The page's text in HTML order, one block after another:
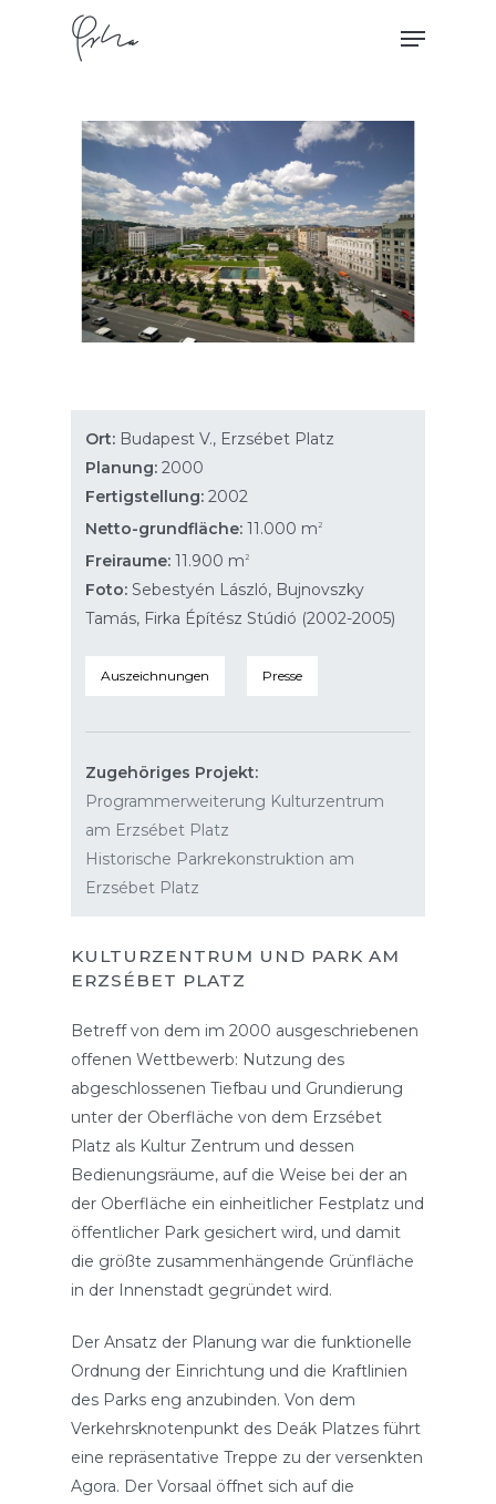
Menu
Ort: Budapest V., Erzsébet Platz
Planung: 2000
Fertigstellung: 2002
Netto-grundfläche: 11.000 m 2
Freiraume: 11.900 m 2
Foto: Sebestyén László, Bujnovszky
Tamás, Firka Építész Stúdió (2002-2005)
Auszeichnungen Presse
Zugehöriges Projekt:
Programmerweiterung Kulturzentrum
am Erzsébet Platz
Historische Parkrekonstruktion am
Erzsébet Platz
KULTURZENTRUM UND PARK AM
ERZSÉBET PLATZ
Betreff von dem im 2000 ausgeschriebenen
offenen Wettbewerb: Nutzung des
abgeschlossenen Tiefbau und Grundierung
unter der Oberfläche von dem Erzsébet
Platz als Kultur Zentrum und dessen
Bedienungsräume, auf die Weise bei der an
der Oberfläche ein einheitlicher Festplatz und
öffentlicher Park gesichert wird, und damit
die größte zusammenhängende Grünfläche
in der Innenstadt gegründet wird.
Der Ansatz der Planung war die funktionelle
Ordnung der Einrichtung und die Kraftlinien
des Parks eng anzubinden. Von dem
Verkehrsknotenpunkt des Deák Platzes führt
eine repräsentative Treppe zu der versenkten
Agora. Der Vorsaal öffnet sich auf die